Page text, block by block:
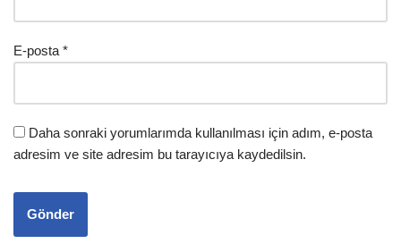
E-posta *
Daha sonraki yorumlarımda kullanılması için adım, e-posta
adresim ve site adresim bu tarayıcıya kaydedilsin.